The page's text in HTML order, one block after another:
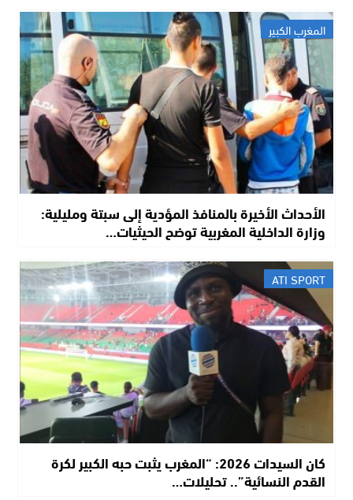
المغرب الكبير
الأحداث الأخيرة بالمنافذ المؤدية إلى سبتة ومليلية:
وزارة الداخلية المغربية توضح الحيثيات…
ATI SPORT
​كان السيدات 2026: “المغرب يثبت حبه الكبير لكرة
القدم النسائية”.. تحليلات…